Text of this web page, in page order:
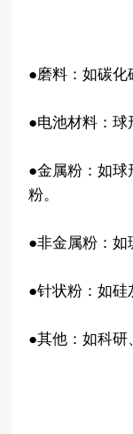
●磨料：如碳化
●电池材料：球
●金属粉：如球
粉。
●非金属粉：如
●针状粉：如硅
●其他：如科研